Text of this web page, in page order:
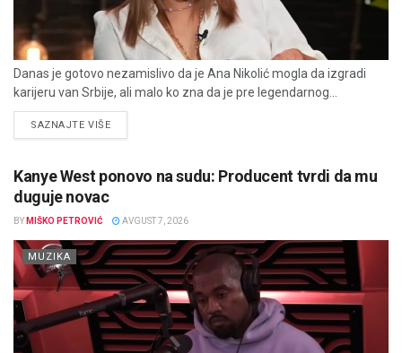
Danas je gotovo nezamislivo da je Ana Nikolić mogla da izgradi
karijeru van Srbije, ali malo ko zna da je pre legendarnog...
SAZNAJTE VIŠEDETAILS
Kanye West ponovo na sudu: Producent tvrdi da mu
duguje novac
BY MIŠKO PETROVIĆ AVGUST 7, 2026
MUZIKA